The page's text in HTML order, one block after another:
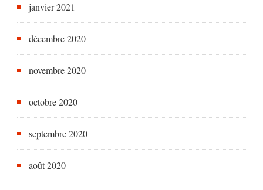
janvier 2021
décembre 2020
novembre 2020
octobre 2020
septembre 2020
août 2020